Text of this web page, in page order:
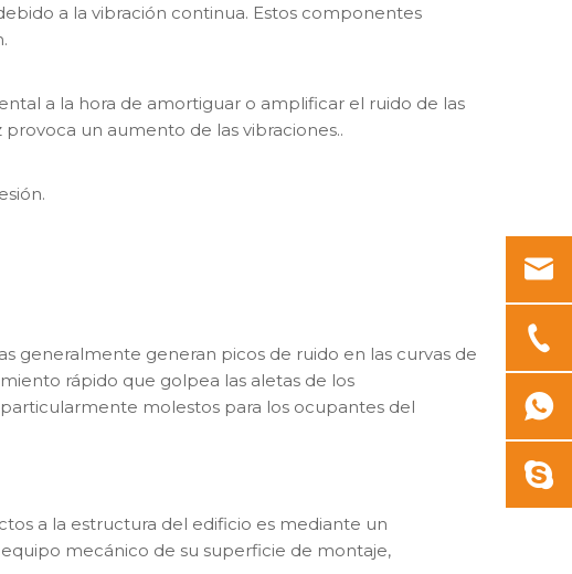
a la vibración continua. Estos componentes
a la hora de amortiguar o amplificar el ruido de las
un aumento de las vibraciones..
generalmente generan picos de ruido en las curvas de
rápido que golpea las aletas de los
molestos para los ocupantes del
a la estructura del edificio es mediante un
mecánico de su superficie de montaje,